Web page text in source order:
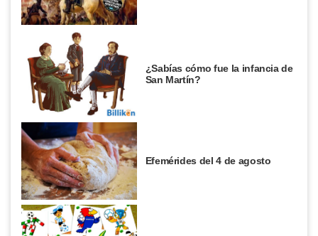
¿Sabías cómo fue la infancia de
San Martín?
Efemérides del 4 de agosto